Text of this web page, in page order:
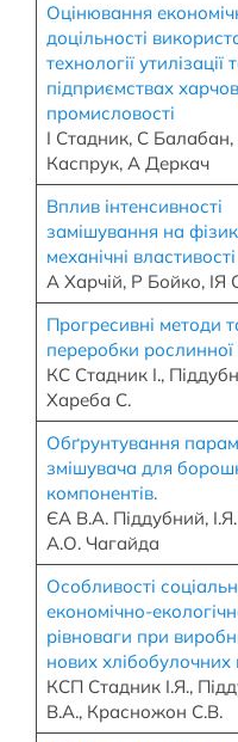
Оцінювання
доцільності
технології утилізації
підприємствах
промисловості
І Стадник, С
Каспрук, А Деркач
Вплив інтенсивності
замішування на
механічні властивості
А Харчій, Р Бойко, ІЯ
Прогресивні методи
переробки
КС Стадник І.,
Хареба С.
Обґрунтування
змішувача для
компонентів.
ЄА В.А. Піддубний,
А.О. Чагайда
Особливості
економічно-
рівноваги при
нових хлібобулочних
КСП Стадник І.Я.,
В.А., Красножон С.В.